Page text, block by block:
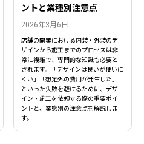
ントと業種別注意点
2026年3月6日
店舗の開業における内装・外装のデ
ザインから施工までのプロセスは非
常に複雑で、専門的な知識も必要と
されます。「デザインは良いが使いに
くい」「想定外の費用が発生した」
といった失敗を避けるために、デザ
イン・施工を依頼する際の重要ポイ
ントと、業態別の注意点を解説しま
す。